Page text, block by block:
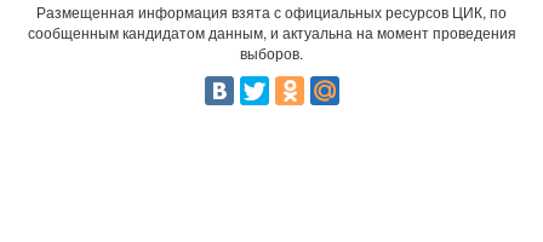
Размещенная информация взята с официальных ресурсов ЦИК, по
сообщенным кандидатом данным, и актуальна на момент проведения
выборов.